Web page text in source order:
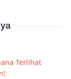
Terlihat